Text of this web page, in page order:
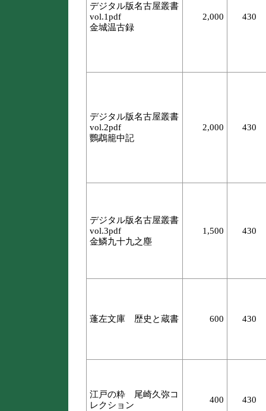
デジタル版名古屋叢書
vol.1pdf
金城温古録
2,000 430
デジタル版名古屋叢書
vol.2pdf
鸚鵡籠中記
2,000 430
デジタル版名古屋叢書
vol.3pdf
金鱗九十九之塵
1,500 430
蓬左文庫 歴史と蔵書 600 430
江戸の粋 尾崎久弥コ
レクション
400 430